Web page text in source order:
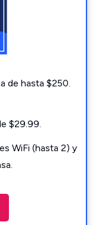
de hasta $250.
$29.99.
WiFi (hasta 2) y